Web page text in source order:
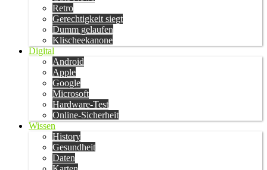
Retro
Gerechtigkeit siegt
Dumm gelaufen
Klischeekanone
Digital
Android
Apple
Google
Microsoft
Hardware-Test
Online-Sicherheit
Wissen
History
Gesundheit
Daten